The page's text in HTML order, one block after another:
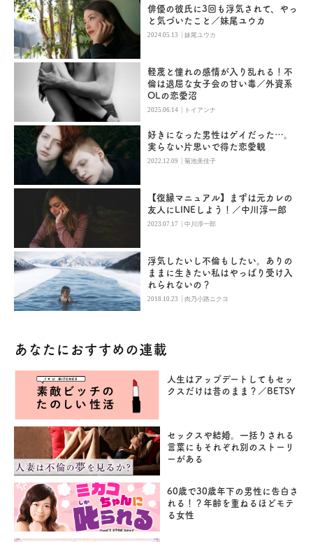
俳優の彼氏に3回も浮気されて、やっ
と気づいたこと／妹尾ユウカ
2024.05.13 |妹尾ユウカ
軽蔑と憧れの感情が入り乱れる！不
倫は退屈な女子会の甘い毒／外資系
OLの恋愛沼
2025.06.14 | トイアンナ
好きになった男性はゲイだった…。
実らない片思いで得た恋愛観
2022.12.09 |菊池美佳子
【復縁マニュアル】まずは元カレの
友人にLINEしよう！／中川淳一郎
2023.07.17 |中川淳一郎
浮気したいし不倫もしたい。ありの
ままに生きたい私はやっぱり受け入
れられないの？
2018.10.23 |肉乃小路ニクヨ
あなたにおすすめの連載
人生はアップデートしてもセッ
クスだけは昔のまま？／BETSY
セックスや結婚。一括りされる
言葉にもそれぞれ別のストーリ
ーがある
60歳で30歳年下の男性に告白さ
れる！？年齢を重ねるほどモテ
る女性